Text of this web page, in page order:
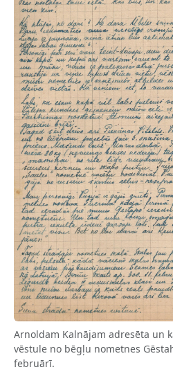
Arnoldam Kalnājam adresēta un
vēstule no bēgļu nometnes
februārī.